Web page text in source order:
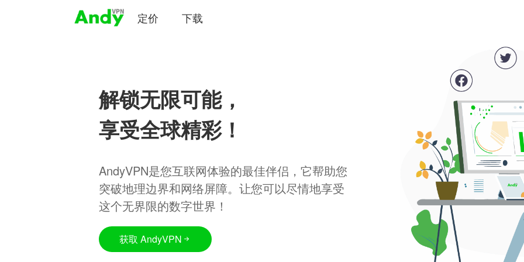
定价 下载
解锁无限可能，
享受全球精彩！
AndyVPN是您互联网体验的最佳伴侣，它帮助您
突破地理边界和网络屏障。让您可以尽情地享受
这个无界限的数字世界！
获取 AndyVPN